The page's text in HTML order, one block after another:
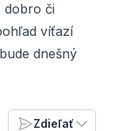
dobro či
víťazí
dnešný
Zdieľať